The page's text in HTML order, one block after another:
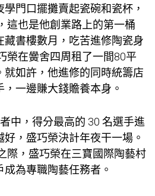
門口擺攤賣起瓷碗和瓷杯，
這也是他創業路上的第一桶
書樓數月，吃苦進修陶瓷身
榮在黌舍四周租了一間80平
就如許，他進修的同時統籌店
一邊賺大錢贍養本身。
中，得分最高的 30 名選手進
好，盛巧榮決計年夜干一場。
際，盛巧榮在三寶國際陶藝村
為專職陶藝任務者。